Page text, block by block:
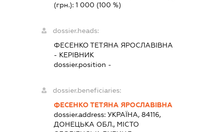
(грн.):1 000 (100 %)
dossier.heads:
ФЕСЕНКО ТЕТЯНА ЯРОСЛАВІВНА
- КЕРІВНИК
dossier.position -
dossier.beneficiaries:
ФЕСЕНКО ТЕТЯНА ЯРОСЛАВІВНА
dossier.address:УКРАЇНА, 84116,
ДОНЕЦЬКА ОБЛ., МІСТО